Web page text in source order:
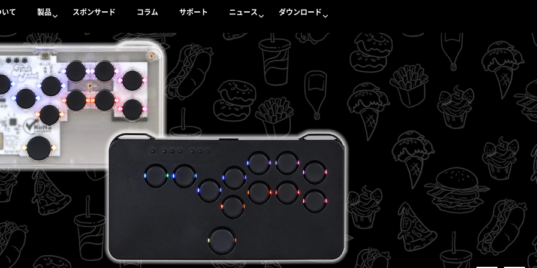
て 製品 スポンサード コラム サポート ダウンロード
いて 製品 スポンサード コラム サポート ニュース ダウンロード